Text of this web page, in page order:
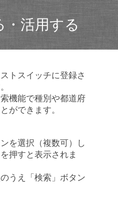
・活用する
トスイッチに登録さ
機能で種別や都道府
ができます。
を選択（複数可）し
押すと表示されま
うえ「検索」ボタン